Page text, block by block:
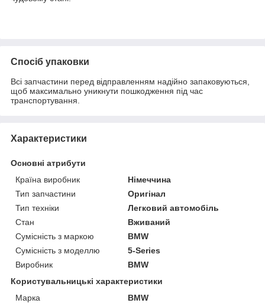
Спосіб упаковки
Всі запчастини перед відправленням надійно запаковуються,
щоб максимально уникнути пошкодження під час
транспортування.
Характеристики
Основні атрибути
Країна виробник
Німеччина
Тип запчастини
Оригінал
Тип техніки
Легковий автомобіль
Стан
Вживаний
Сумісність з маркою
BMW
Сумісність з моделлю
5-Series
Виробник
BMW
Користувальницькі характеристики
Марка
BMW